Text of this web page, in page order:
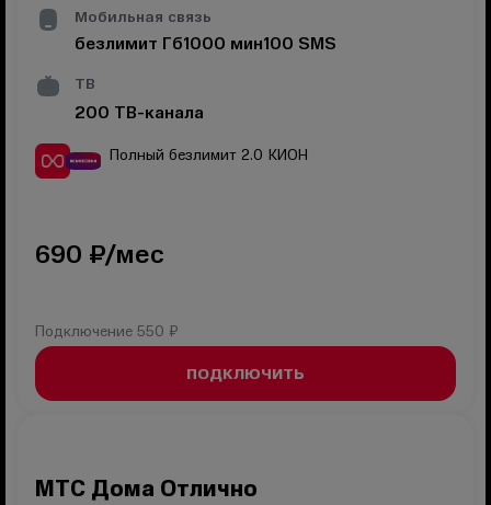
Мобильная связь
безлимит Гб1000 мин100 SMS
ТВ
200 ТВ-канала
Полный безлимит 2.0 КИОН
690 ₽/мес
Подключение 550 ₽
ПОДКЛЮЧИТЬ
МТС Дома Отлично